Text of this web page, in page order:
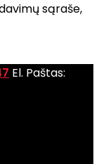
sąraše,
El. Paštas: